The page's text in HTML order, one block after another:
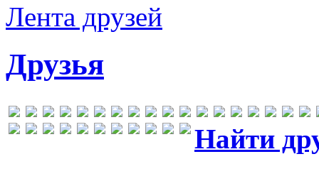
Лента друзей
Друзья
Найти